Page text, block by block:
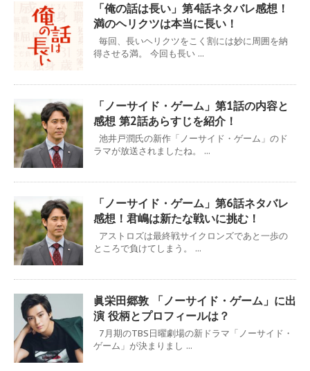
「俺の話は長い」第4話ネタバレ感想！
満のヘリクツは本当に長い！
毎回、長いヘリクツをこく割には妙に周囲を納
得させる満。 今回も長い ...
「ノーサイド・ゲーム」第1話の内容と
感想 第2話あらすじを紹介！
池井戸潤氏の新作「ノーサイド・ゲーム」のド
ラマが放送されましたね。 ...
「ノーサイド・ゲーム」第6話ネタバレ
感想！君嶋は新たな戦いに挑む！
アストロズは最終戦サイクロンズであと一歩の
ところで負けてしまう。 ...
眞栄田郷敦 「ノーサイド・ゲーム」に出
演 役柄とプロフィールは？
7月期のTBS日曜劇場の新ドラマ「ノーサイド・
ゲーム」が決まりまし ...